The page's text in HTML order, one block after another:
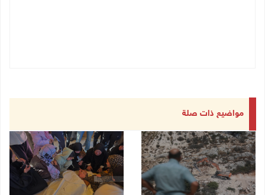
مواضيع ذات صلة